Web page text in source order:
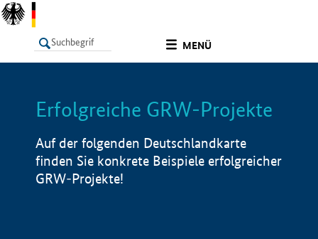
MENÜ
LISTE Info
Erfolgreiche GRW-Projekte
Auf der folgenden Deutschlandkarte
finden Sie konkrete Beispiele erfolgreicher
GRW-Projekte!